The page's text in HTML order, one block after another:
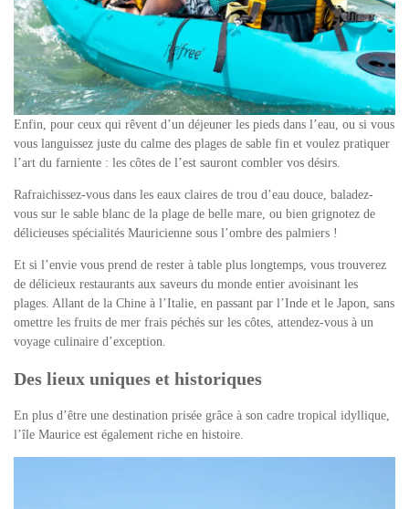
Enfin, pour ceux qui rêvent d’un déjeuner les pieds dans l’eau, ou si vous
vous languissez juste du calme des plages de sable fin et voulez pratiquer
l’art du farniente : les côtes de l’est sauront combler vos désirs.
Rafraichissez-vous dans les eaux claires de trou d’eau douce, baladez-
vous sur le sable blanc de la plage de belle mare, ou bien grignotez de
délicieuses spécialités Mauricienne sous l’ombre des palmiers !
Et si l’envie vous prend de rester à table plus longtemps, vous trouverez
de délicieux restaurants aux saveurs du monde entier avoisinant les
plages. Allant de la Chine à l’Italie, en passant par l’Inde et le Japon, sans
omettre les fruits de mer frais péchés sur les côtes, attendez-vous à un
voyage culinaire d’exception.
Des lieux uniques et historiques
En plus d’être une destination prisée grâce à son cadre tropical idyllique,
l’île Maurice est également riche en histoire.